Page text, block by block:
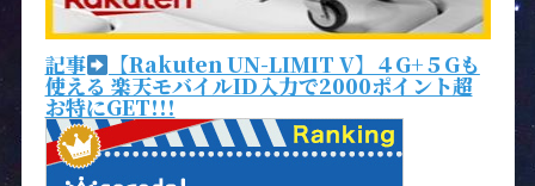
記事 【Rakuten UN-LIMIT V】４G+５Gも
使える 楽天モバイルID入力で2000ポイント超
お特にGET!!!